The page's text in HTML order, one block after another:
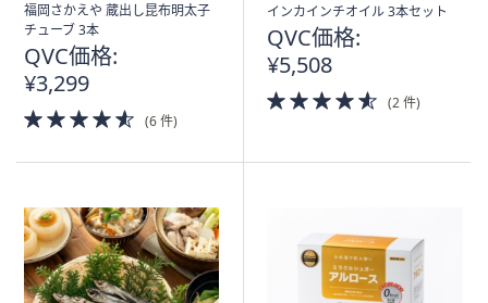
福岡さかえや 蔵出し昆布明太子
チューブ 3本
QVC価格:
¥3,299
4.5
of
(6 件)
インカインチオイル 3本セット
QVC価格:
¥5,508
4.5
of
(2 件)